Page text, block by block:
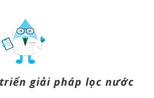
giải pháp lọc nước